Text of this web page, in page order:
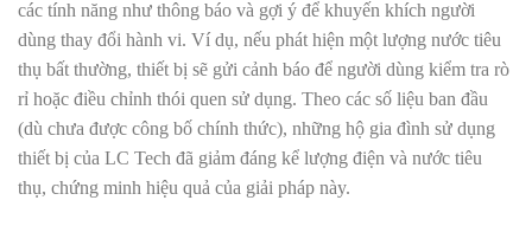
các tính năng như thông báo và gợi ý để khuyến khích người
dùng thay đổi hành vi. Ví dụ, nếu phát hiện một lượng nước tiêu
thụ bất thường, thiết bị sẽ gửi cảnh báo để người dùng kiểm tra rò
rỉ hoặc điều chỉnh thói quen sử dụng. Theo các số liệu ban đầu
(dù chưa được công bố chính thức), những hộ gia đình sử dụng
thiết bị của LC Tech đã giảm đáng kể lượng điện và nước tiêu
thụ, chứng minh hiệu quả của giải pháp này.